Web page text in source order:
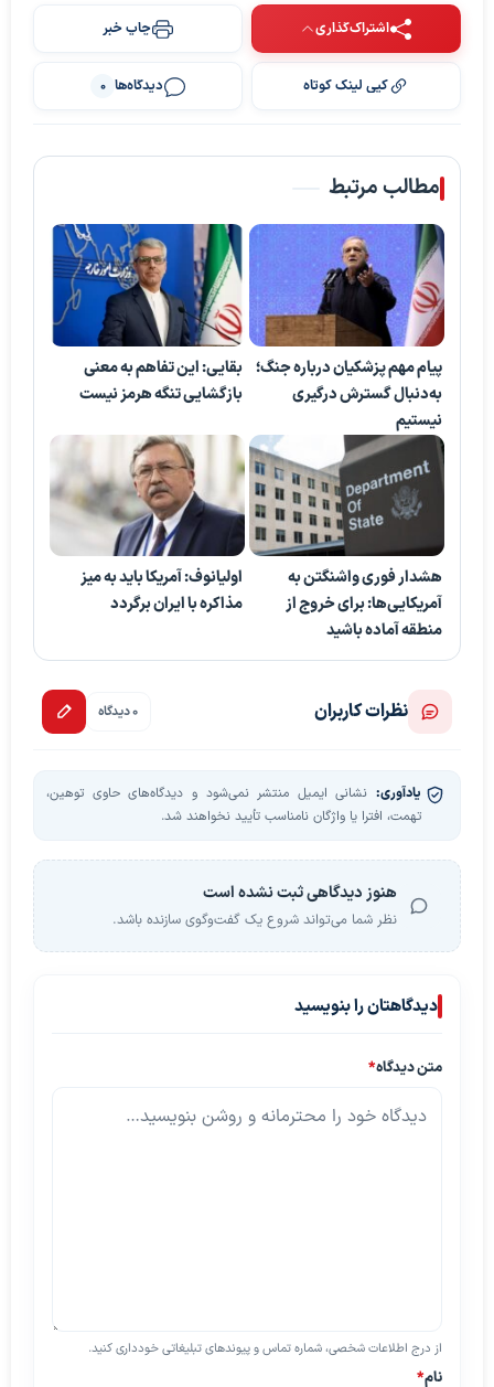
اشتراک‌گذاری چاپ خبر
کپی لینک کوتاه دیدگاه‌ها 0
مطالب مرتبط
پیام مهم پزشکیان درباره جنگ؛
به‌دنبال گسترش درگیری
نیستیم
بقایی: این تفاهم به معنی
بازگشایی تنگه هرمز نیست
هشدار فوری واشنگتن به
آمریکایی‌ها: برای خروج از
منطقه آماده باشید
اولیانوف: آمریکا باید به میز
مذاکره با ایران برگردد
نظرات کاربران 0 دیدگاه
یادآوری: نشانی ایمیل منتشر نمی‌شود و دیدگاه‌های حاوی توهین،
تهمت، افترا یا واژگان نامناسب تأیید نخواهند شد.
هنوز دیدگاهی ثبت نشده است
نظر شما می‌تواند شروع یک گفت‌وگوی سازنده باشد.
دیدگاهتان را بنویسید
متن دیدگاه*
از درج اطلاعات شخصی، شماره تماس و پیوندهای تبلیغاتی خودداری کنید.
نام*